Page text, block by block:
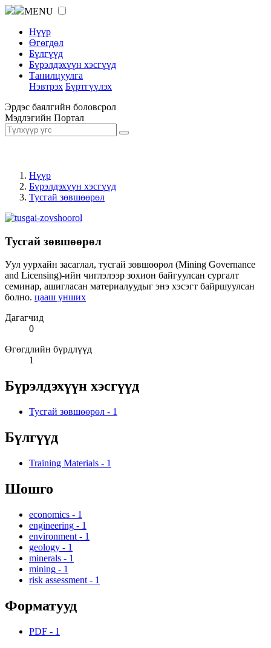
MENU
Нүүр
Өгөгдөл
Бүлгүүд
Бүрэлдэхүүн хэсгүүд
Танилцуулга
Нэвтрэх Бүртгүүлэх
Эрдэс баялгийн боловсрол
Мэдлэгийн Портал
Нүүр
Бүрэлдэхүүн хэсгүүд
Тусгай зөвшөөрөл
Тусгай зөвшөөрөл
Уул уурхайн засаглал, тусгай зөвшөөрөл (Mining Governance
and Licensing)-ийн чиглэлээр зохион байгуулсан сургалт
семинар, ашигласан материалуудыг энэ хэсэгт байршуулсан
болно. цааш унших
Дагагчид
0
Өгөгдлийн бүрдлүүд
1
Бүрэлдэхүүн хэсгүүд
Тусгай зөвшөөрөл - 1
Бүлгүүд
Training Materials - 1
Шошго
economics - 1
engineering - 1
environment - 1
geology - 1
minerals - 1
mining - 1
risk assessment - 1
Форматууд
PDF - 1